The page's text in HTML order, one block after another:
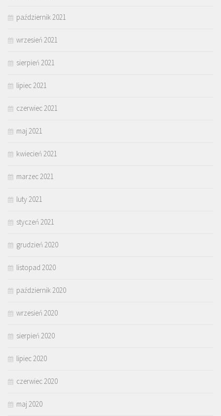
październik 2021
wrzesień 2021
sierpień 2021
lipiec 2021
czerwiec 2021
maj 2021
kwiecień 2021
marzec 2021
luty 2021
styczeń 2021
grudzień 2020
listopad 2020
październik 2020
wrzesień 2020
sierpień 2020
lipiec 2020
czerwiec 2020
maj 2020